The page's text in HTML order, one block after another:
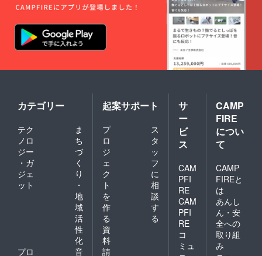
カテゴリー
テク
ノロ
ジー
・ガ
ジェ
ット
ま
ち
づ
く
り
・
地
域
活
性
化
プロ
音
起案サポート
プ
ロ
ジ
ェ
ク
ト
を
作
る
ス
タ
ッ
フ
に
相
談
す
る
資
料
請
サ
ー
ビ
ス
CAM
PFI
RE
CAM
PFI
RE
コ
ミュ
CAMP
FIRE
につい
て
CAMP
FIREと
は
あんし
ん・安
全への
取り組
み